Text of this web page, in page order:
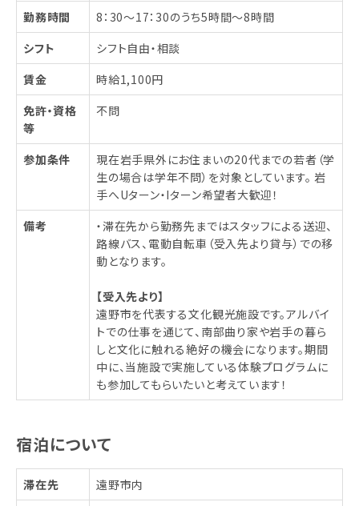
勤務時間
8：30～17：30のうち5時間～8時間
シフト
シフト自由・相談
賃金
時給1,100円
免許・資格
等
不問
参加条件
現在岩手県外にお住まいの20代までの若者（学
生の場合は学年不問）を対象としています。 岩
手へUターン・Iターン希望者大歓迎！
備考
・滞在先から勤務先まではスタッフによる送迎、
路線バス、電動自転車（受入先より貸与）での移
動となります。
【受入先より】
遠野市を代表する文化観光施設です。アルバイ
トでの仕事を通じて、南部曲り家や岩手の暮ら
しと文化に触れる絶好の機会になります。期間
中に、当施設で実施している体験プログラムに
も参加してもらいたいと考えています！
宿泊について
滞在先
遠野市内